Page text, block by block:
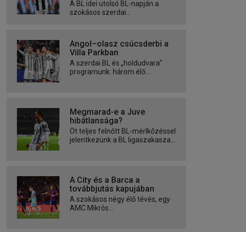
A BL idei utolsó BL-napján a
szokásos szerdai...
Angol–olasz csúcsderbi a
Villa Parkban
A szerdai BL és „holdudvara"
programunk: három élő...
Megmarad-e a Juve
hibátlansága?
Öt teljes felnőtt BL-mérlkőzéssel
jelentkezünk a BL ligaszakasza...
A City és a Barca a
továbbjutás kapujában
A szokásos négy élő tévés, egy
AMC Mikrós...